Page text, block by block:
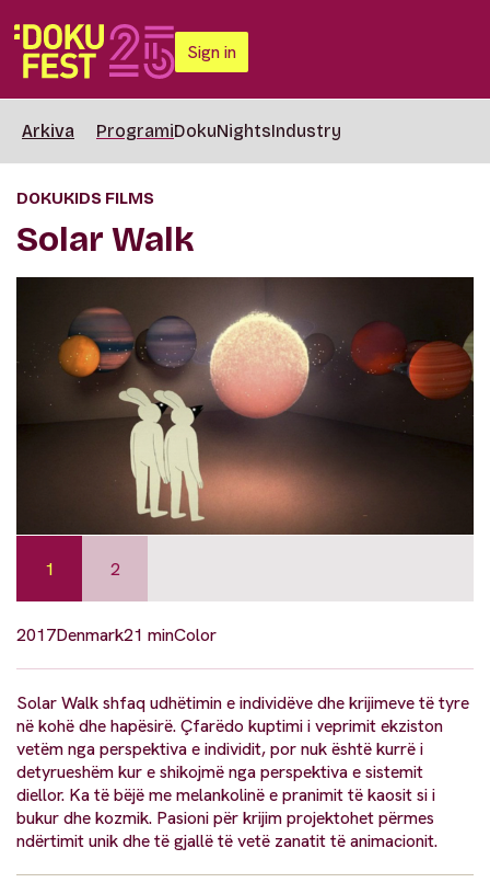
Sign in
Arkiva ProgramiDokuNightsIndustry
DOKUKIDS FILMS
Solar Walk
1 2
2017Denmark21 minColor
Solar Walk shfaq udhëtimin e individëve dhe krijimeve të tyre
në kohë dhe hapësirë. Çfarëdo kuptimi i veprimit ekziston
vetëm nga perspektiva e individit, por nuk është kurrë i
detyrueshëm kur e shikojmë nga perspektiva e sistemit
diellor. Ka të bëjë me melankolinë e pranimit të kaosit si i
bukur dhe kozmik. Pasioni për krijim projektohet përmes
ndërtimit unik dhe të gjallë të vetë zanatit të animacionit.